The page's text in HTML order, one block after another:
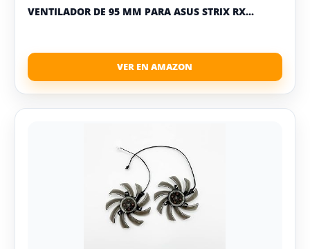
VENTILADOR DE 95 MM PARA ASUS STRIX RX...